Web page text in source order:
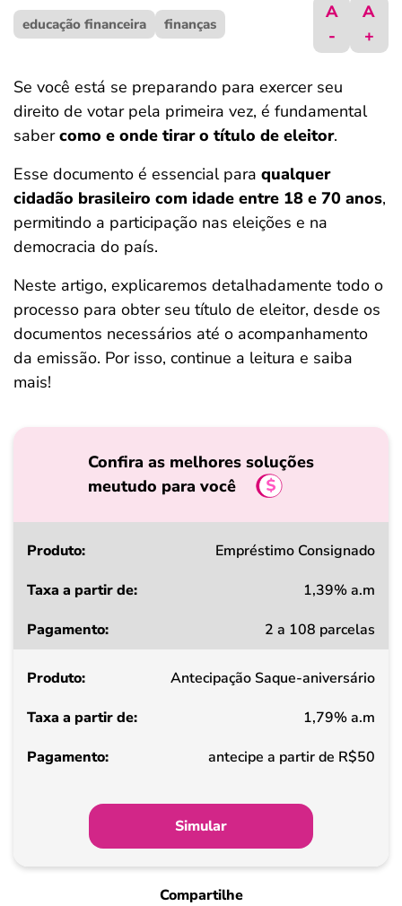
ferramentas
educação financeira finanças
A
-
A
+
Se você está se preparando para exercer seu
direito de votar pela primeira vez, é fundamental
sabercomo e onde tirar o título de eleitor.
Esse documento é essencial para qualquer
cidadão brasileiro com idade entre 18 e 70 anos,
permitindo a participação nas eleições e na
democracia do país.
Neste artigo, explicaremos detalhadamente todo o
processo para obter seu título de eleitor, desde os
documentos necessários até o acompanhamento
da emissão. Por isso, continue a leitura e saiba
mais!
Confira as melhores soluções
meutudo para você
Produto
a
de
Pagamento
Empréstimo Consignado
1,39% a.m
2 a 108 parcelas
Antecipação Saque-aniversário
1,79% a.m
antecipe a partir de R$50
Simular
Compartilhe